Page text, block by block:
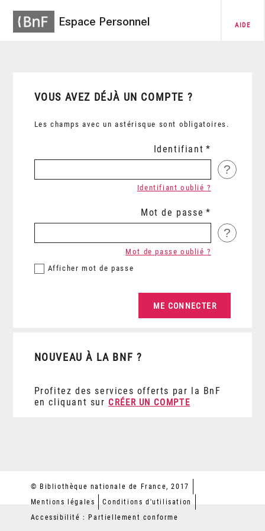
Espace Personnel AIDE
VOUS AVEZ DÉJÀ UN COMPTE ?
Les champs avec un astérisque sont obligatoires.
Identifiant
?
Identifiant oublié ?
Mot de passe
?
Afficher mot de passe
Mot de passe oublié ?
NOUVEAU À LA BNF ?
Profitez des services offerts par la BnF
en cliquant sur CRÉER UN COMPTE
© Bibliothèque nationale de France, 2017
Mentions légales
Conditions d'utilisation
Accessibilité : Partiellement conforme